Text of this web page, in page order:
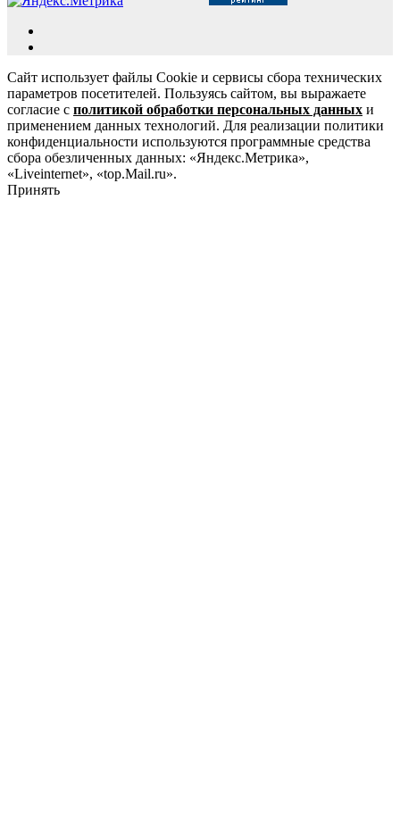
Сайт использует файлы Cookie и сервисы сбора технических
параметров посетителей. Пользуясь сайтом, вы выражаете
согласие с политикой обработки персональных данных и
применением данных технологий. Для реализации политики
конфиденциальности используются программные средства
сбора обезличенных данных: «Яндекс.Метрика»,
«Liveinternet», «top.Mail.ru».
Принять